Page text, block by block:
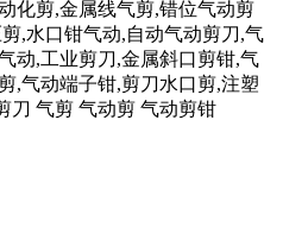
化剪,金属线气剪,错位气动剪
,水口钳气动,自动气动剪刀,气
动,工业剪刀,金属斜口剪钳,气
,气动端子钳,剪刀水口剪,注塑
刀 气剪 气动剪 气动剪钳